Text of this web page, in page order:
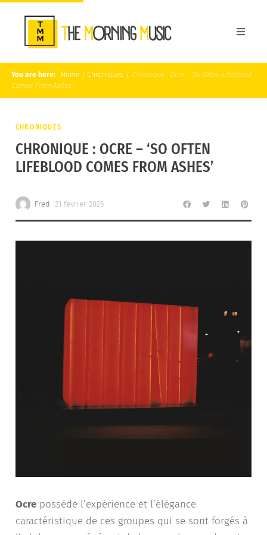
You are here: Home / Chroniques / Chronique : Ocre – ‘So Often Lifeblood
Comes From Ashes’
CHRONIQUES
CHRONIQUE : OCRE – ‘SO OFTEN
LIFEBLOOD COMES FROM ASHES’
Fred 21 février 2025
Ocre possède l’expérience et l’élégance
caractéristique de ces groupes qui se sont forgés à